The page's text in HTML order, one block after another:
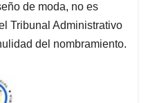
de moda, no es
Tribunal Administrativo
del nombramiento.